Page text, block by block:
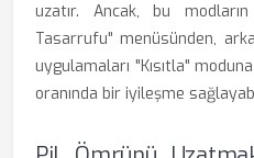
uzatır. Ancak, bu
Tasarrufu" menüsünden,
uygulamaları "Kısıtla"
oranında bir iyileşme